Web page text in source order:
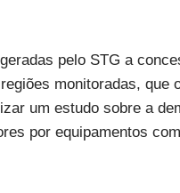
pelo STG a
monitoradas, que
um estudo sobre a
por equipamentos